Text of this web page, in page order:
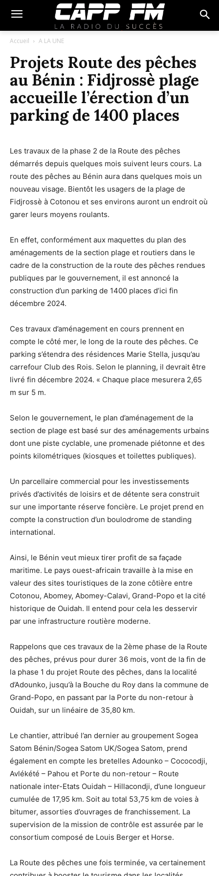
Accueil A LA UNE
Projets Route des pêches
au Bénin : Fidjrossè plage
accueille l’érection d’un
parking de 1400 places
Les travaux de la phase 2 de la Route des pêches
démarrés depuis quelques mois suivent leurs cours. La
route des pêches au Bénin aura dans quelques mois un
nouveau visage. Bientôt les usagers de la plage de
Fidjrossè à Cotonou et ses environs auront un endroit où
garer leurs moyens roulants.
En effet, conformément aux maquettes du plan des
aménagements de la section plage et routiers dans le
cadre de la construction de la route des pêches rendues
publiques par le gouvernement, il est annoncé la
construction d’un parking de 1400 places d’ici fin
décembre 2024.
Ces travaux d’aménagement en cours prennent en
compte le côté mer, le long de la route des pêches. Ce
parking s’étendra des résidences Marie Stella, jusqu’au
carrefour Club des Rois. Selon le planning, il devrait être
livré fin décembre 2024. « Chaque place mesurera 2,65
m sur 5 m.
Selon le gouvernement, le plan d’aménagement de la
section de plage est basé sur des aménagements urbains
dont une piste cyclable, une promenade piétonne et des
points kilométriques (kiosques et toilettes publiques).
Un parcellaire commercial pour les investissements
privés d’activités de loisirs et de détente sera construit
sur une importante réserve foncière. Le projet prend en
compte la construction d’un boulodrome de standing
international.
Ainsi, le Bénin veut mieux tirer profit de sa façade
maritime. Le pays ouest-africain travaille à la mise en
valeur des sites touristiques de la zone côtière entre
Cotonou, Abomey, Abomey-Calavi, Grand-Popo et la cité
historique de Ouidah. Il entend pour cela les desservir
par une infrastructure routière moderne.
Rappelons que ces travaux de la 2ème phase de la Route
des pêches, prévus pour durer 36 mois, vont de la fin de
la phase 1 du projet Route des pêches, dans la localité
d’Adounko, jusqu’à la Bouche du Roy dans la commune de
Grand-Popo, en passant par la Porte du non-retour à
Ouidah, sur un linéaire de 35,80 km.
Le chantier, attribué l’an dernier au groupement Sogea
Satom Bénin/Sogea Satom UK/Sogea Satom, prend
également en compte les bretelles Adounko – Cococodji,
Avlékété – Pahou et Porte du non-retour – Route
nationale inter-Etats Ouidah – Hillacondji, d’une longueur
cumulée de 17,95 km. Soit au total 53,75 km de voies à
bitumer, assorties d’ouvrages de franchissement. La
supervision de la mission de contrôle est assurée par le
consortium composé de Louis Berger et Horse.
La Route des pêches une fois terminée, va certainement